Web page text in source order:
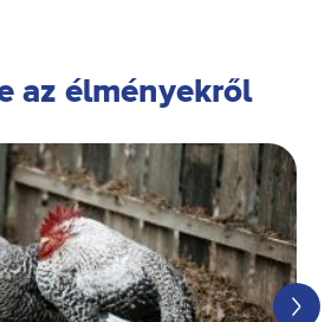
az élményekről